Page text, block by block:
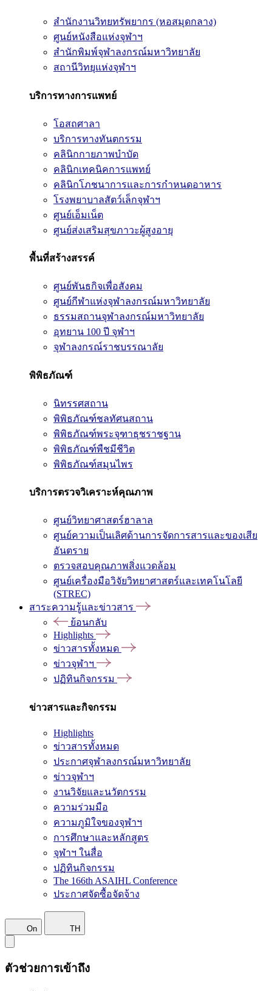
สำนักงานวิทยทรัพยากร (หอสมุดกลาง)
ศูนย์หนังสือแห่งจุฬาฯ
สำนักพิมพ์จุฬาลงกรณ์มหาวิทยาลัย
สถานีวิทยุแห่งจุฬาฯ
บริการทางการแพทย์
โอสถศาลา
บริการทางทันตกรรม
คลินิกกายภาพบำบัด
คลินิกเทคนิคการแพทย์
คลินิกโภชนาการและการกำหนดอาหาร
โรงพยาบาลสัตว์เล็กจุฬาฯ
ศูนย์เอ็มเน็ต
ศูนย์ส่งเสริมสุขภาวะผู้สูงอายุ
พื้นที่สร้างสรรค์
ศูนย์พันธกิจเพื่อสังคม
ศูนย์กีฬาแห่งจุฬาลงกรณ์มหาวิทยาลัย
ธรรมสถานจุฬาลงกรณ์มหาวิทยาลัย
อุทยาน 100 ปี จุฬาฯ
จุฬาลงกรณ์ราชบรรณาลัย
พิพิธภัณฑ์
นิทรรศสถาน
พิพิธภัณฑ์ชลทัศนสถาน
พิพิธภัณฑ์พระจุฑาธุชราชฐาน
พิพิธภัณฑ์พืชมีชีวิต
พิพิธภัณฑ์สมุนไพร
บริการตรวจวิเคราะห์คุณภาพ
ศูนย์วิทยาศาสตร์ฮาลาล
ศูนย์ความเป็นเลิศด้านการจัดการสารและของเสีย
อันตราย
ตรวจสอบคุณภาพสิ่งแวดล้อม
ศูนย์เครื่องมือวิจัยวิทยาศาสตร์และเทคโนโลยี
(STREC)
สาระความรู้และข่าวสาร
ย้อนกลับ
Highlights
ข่าวสารทั้งหมด
ข่าวจุฬาฯ
ปฏิทินกิจกรรม
ข่าวสารและกิจกรรม
Highlights
ข่าวสารทั้งหมด
ประกาศจุฬาลงกรณ์มหาวิทยาลัย
ข่าวจุฬาฯ
งานวิจัยและนวัตกรรม
ความร่วมมือ
ความภูมิใจของจุฬาฯ
การศึกษาและหลักสูตร
จุฬาฯ ในสื่อ
ปฏิทินกิจกรรม
The 166th ASAIHL Conference
ประกาศจัดซื้อจัดจ้าง
On TH
ตัวช่วยการเข้าถึง